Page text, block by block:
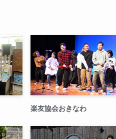
楽友協会おきなわ